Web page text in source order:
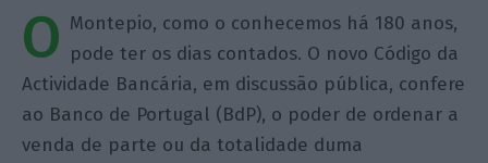
O Montepio, como o conhecemos há 180 anos,
pode ter os dias contados. O novo Código da
Actividade Bancária, em discussão pública, confere
ao Banco de Portugal (BdP), o poder de ordenar a
venda de parte ou da totalidade duma